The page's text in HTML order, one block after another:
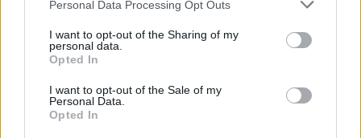
Personal Data Processing Opt Outs
I want to opt-out of the Sharing of my
personal data.
Opted In
I want to opt-out of the Sale of my
Personal Data.
Opted In